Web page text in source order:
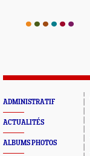
ADMINISTRATIF
ACTUALITÉS
ALBUMS PHOTOS